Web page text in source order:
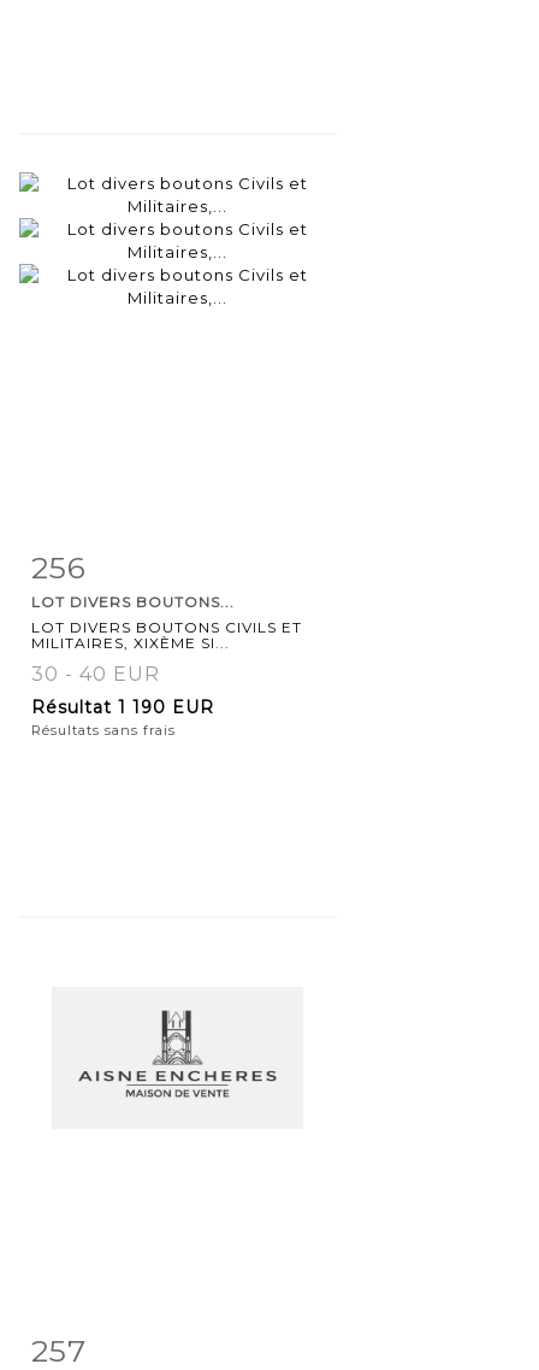
Fiche
256
LOT DIVERS BOUTONS...
LOT DIVERS BOUTONS CIVILS ET
MILITAIRES, XIXÈME SI...
30 - 40 EUR
Résultat 1 190 EUR
Résultats sans frais
Fiche
257